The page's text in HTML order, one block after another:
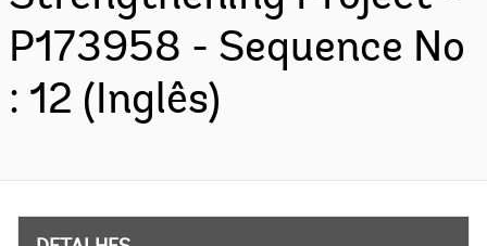
P173958 - Sequence No
: 12 (Inglês)